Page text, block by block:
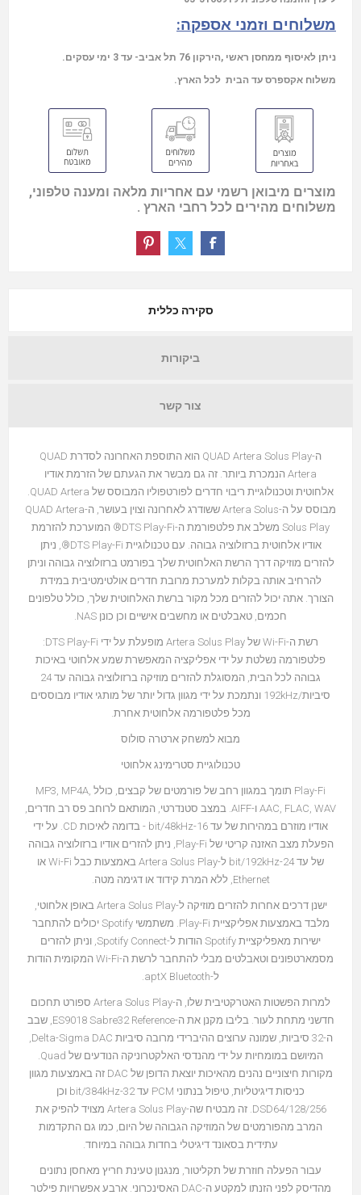
משלוחים וזמני אספקה:
ניתן לאיסוף ממחסן ראשי ,הירקון 76 תל אביב- עד 3 ימי עסקים.
משלוח אקספרס עד הבית לכל הארץ.
מוצרים מיבואן רשמי עם אחריות מלאה ומענה טלפוני,
משלוחים מהירים לכל רחבי הארץ .
סקירה כללית
ביקורות
צור קשר
ה-QUAD Artera Solus Play הוא התוספת האחרונה לסדרת QUAD
Artera הנמכרת ביותר. זה גם מבשר את הגעתם של הזרמת אודיו
מבוסס על ה-Artera Solus ששודרג לאחרונה וצוין בעושר, ה-QUAD Artera
Solus Play משלב את פלטפורמת ה-DTS Play-Fi® המוערכת להזרמת
אודיו אלחוטית ברזולוציה גבוהה. עם טכנולוגיית DTS Play-Fi®, ניתן
להזרים מוזיקה דרך הרשת האלחוטית שלך בפורמט ברזולוציה גבוהה וניתן
להרחיב אותה בקלות למערכת מרובת חדרים אולטימטיבית במידת
הצורך. אתה יכול להזרים מכל מקור ברשת האלחוטית שלך, כולל טלפונים
חכמים, טאבלטים או מחשבים אישיים וכן כונן NAS.
רשת ה-Wi-Fi של Artera Solus Play מופעלת על ידי DTS Play-Fi:
פלטפורמה נשלטת על ידי אפליקציה המאפשרת שמע אלחוטי באיכות
גבוהה לכל הבית, המסוגלת להזרים מוזיקה ברזולוציה גבוהה עד 24
סיביות/192kHz ונתמכת על ידי מגוון גדול יותר של מותגי אודיו מבוססים
מכל פלטפורמה אלחוטית אחרת.
מבוא למשחק ארטרה סולוס
טכנולוגיית סטרימינג אלחוטי
Play-Fi תומך במגוון רחב של פורמטים של קבצים, כולל MP3, MP4A,
AAC, FLAC, WAV ו-AIFF. במצב סטנדרטי, המותאם לרוחב פס רב חדרים,
אודיו מוזרם במהירות של עד 16-bit/48kHz - בדומה לאיכות CD. על ידי
הפעלת מצב האזנה קריטי של Play-Fi, ניתן להזרים אודיו ברזולוציה גבוהה
של עד 24-bit/192kHz ל-Artera Solus Play באמצעות כבל Wi-Fi או
Ethernet, ללא המרת קידוד או דגימה מטה.
ישנן דרכים אחרות להזרים מוזיקה ל-Artera Solus Play באופן אלחוטי,
מלבד באמצעות אפליקציית Play-Fi. משתמשי Spotify יכולים להתחבר
ישירות מאפליקציית Spotify הודות ל-Spotify Connect, וניתן להזרים
מסמארטפונים וטאבלטים מבלי להתחבר לרשת ה-Wi-Fi המקומית הודות
ל-aptX Bluetooth.
למרות הפשטות האטרקטיבית שלו, ה-Artera Solus Play ספורט תחכום
חדשני מתחת לעור. בליבו מקנן את ה-ES9018 Sabre32 Reference, שבב
מקורות חיצוניים נהנים מהאיכות יוצאת הדופן של DAC זה באמצעות מגוון
כניסות דיגיטליות, טיפול בנתוני PCM עד 32-bit/384kHz וכן
DSD64/128/256. זה מבטיח שה-Artera Solus Play מצויד להפיק את
המרב מהפורמטים של המוזיקה הגבוהה של היום, כמו גם התקדמות
עתידית בסאונד דיגיטלי בחדות גבוהה במיוחד.
עבור הפעלה חוזרת של תקליטור, מנגנון טעינת חריץ מאחסן נתונים
מהדיסק לפני הזנתו למקטע ה-DAC האסינכרוני. ארבע אפשרויות פילטר